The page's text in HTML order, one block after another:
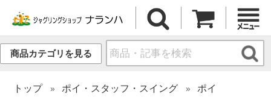
商品カテゴリを見る
トップ ポイ・スタッフ・スイング ポイ